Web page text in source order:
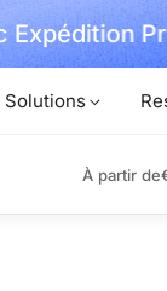
Prioritaire
Solutions
À partir de